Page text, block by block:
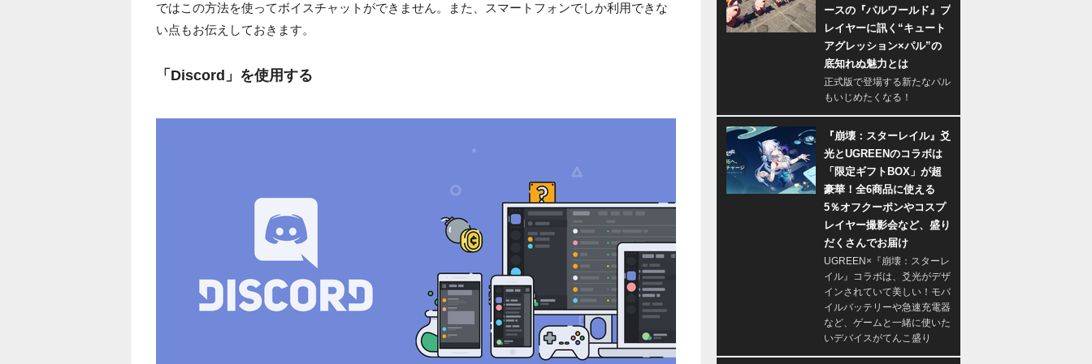
ではこの方法を使ってボイスチャットができません。また、スマートフォンでしか利用できな
い点もお伝えしておきます。
「Discord」を使用する
ースの『パルワールド』プ
レイヤーに訊く“キュート
アグレッション×パル”の
底知れぬ魅力とは
正式版で登場する新たなパル
もいじめたくなる！
『崩壊：スターレイル』爻
光とUGREENのコラボは
「限定ギフトBOX」が超
豪華！全6商品に使える
5％オフクーポンやコスプ
レイヤー撮影会など、盛り
だくさんでお届け
UGREEN×『崩壊：スターレ
イル』コラボは、爻光がデザ
インされていて美しい！モバ
イルバッテリーや急速充電器
など、ゲームと一緒に使いた
いデバイスがてんこ盛り